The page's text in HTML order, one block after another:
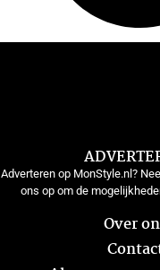
Adverteren op MonStyle.nl?
ons op om de
Over